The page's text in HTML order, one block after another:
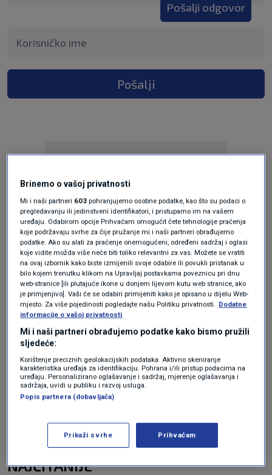
Pošalji odgovor
Pošalji
Oglas
Oglas
NAJČITANIJE
Brinemo o vašoj privatnosti
Mi i naši partneri 603 pohranjujemo osobne podatke, kao što su podaci o
pregledavanju ili jedinstveni identifikatori, i pristupamo im na vašem
uređaju. Odabirom opcije Prihvaćam omogućit ćete tehnologije praćenja
koje podržavaju svrhe za čije pružanje mi i naši partneri obrađujemo
podatke. Ako su alati za praćenje onemogućeni, određeni sadržaj i oglasi
koje vidite možda više neće biti toliko relevantni za vas. Možete se vratiti
na ovaj izbornik kako biste izmijenili svoje odabire ili povukli pristanak u
bilo kojem trenutku klikom na Upravljaj postavkama poveznicu pri dnu
web-stranice [ili plutajuće ikone u donjem lijevom kutu web stranice, ako
je primjenjivo]. Vaši će se odabiri primijeniti kako je opisano u dijelu Web-
mjesto. Za više pojedinosti pogledajte našu Politiku privatnosti. Dodatne
informacije o vašoj privatnosti
Mi i naši partneri obrađujemo podatke kako bismo pružili
sljedeće:
Korištenje preciznih geolokacijskih podataka. Aktivno skeniranje
karakteristika uređaja za identifikaciju. Pohrana i/ili pristup podacima na
uređaju. Personalizirano oglašavanje i sadržaj, mjerenje oglašavanja i
sadržaja, uvidi u publiku i razvoj usluga.
Popis partnera (dobavljača)
Prikaži svrhe Prihvaćam